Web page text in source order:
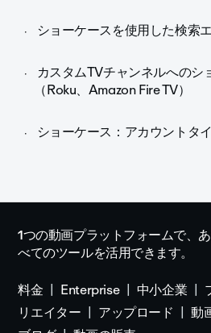
ショーケースを使用した検索
カスタムTVチャンネルへのシ
（Roku、Amazon Fire TV）
ショーケース：アカウントタ
1つの動画プラットフォームで、
べてのツールを活用できます。
料金
Enterprise 中小企業
リエイター
アップロード 動